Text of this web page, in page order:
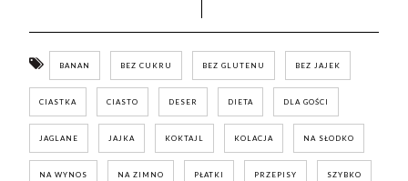
BANAN BEZ CUKRU BEZ GLUTENU BEZ JAJEK
CIASTKA CIASTO DESER DIETA DLA GOŚCI
JAGLANE JAJKA KOKTAJL KOLACJA NA SŁODKO
NA WYNOS NA ZIMNO PŁATKI PRZEPISY SZYBKO